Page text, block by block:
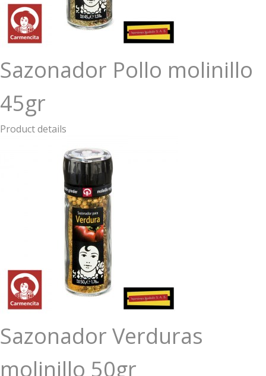
Sazonador Pollo molinillo
45gr
Product details
Sazonador Verduras
molinillo 50gr